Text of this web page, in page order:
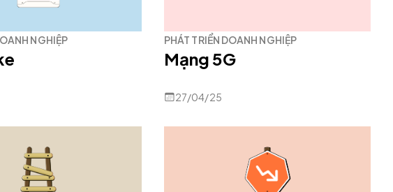
NGHIỆP PHÁT TRIỂN DOANH NGHIỆP
Mạng 5G
27/04/25